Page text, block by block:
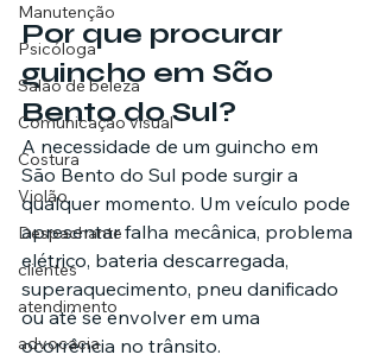
Manutenção
Psicóloga
Salão de beleza
Comunicação visual
Costura
Violão
Despachante
clientes
atendimento
advocacia
Por que procurar
guincho em São
Bento do Sul?
A necessidade de um guincho em
São Bento do Sul pode surgir a
qualquer momento. Um veículo pode
apresentar falha mecânica, problema
elétrico, bateria descarregada,
superaquecimento, pneu danificado
ou até se envolver em uma
ocorrência no trânsito.